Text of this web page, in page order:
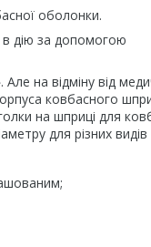
оболонки.
дію за допомогою
на відміну від
ковбасного
на шприці для
для різних